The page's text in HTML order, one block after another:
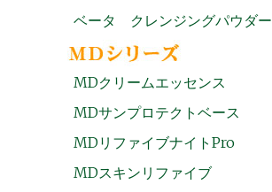
ベータ クレンジングパウダー
MDクリームエッセンス
MDサンプロテクトベース
MDリファイブナイトPro
MDスキンリファイブ